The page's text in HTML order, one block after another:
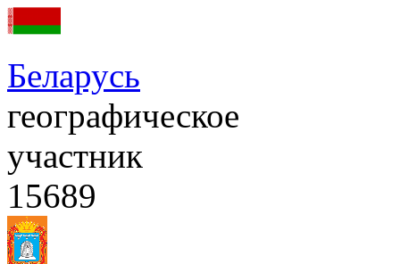
Беларусь
географическое
участник
15689